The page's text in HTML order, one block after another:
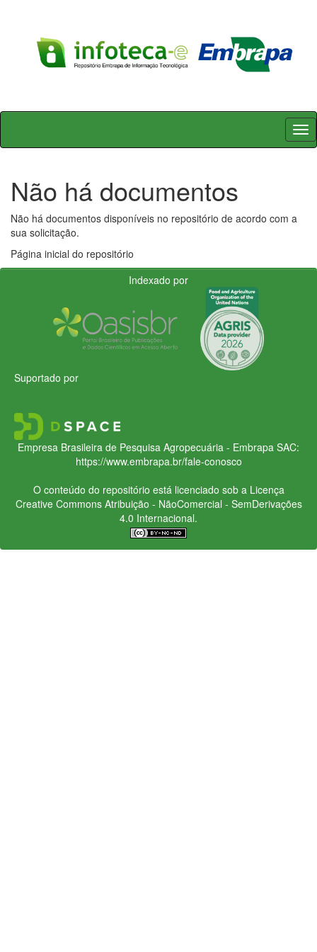
Skip
Não há documentos
Não há documentos disponíveis no repositório de acordo com a
sua solicitação.
Página inicial do repositório
Indexado por
Suportado por
Empresa Brasileira de Pesquisa Agropecuária - Embrapa SAC:
https://www.embrapa.br/fale-conosco
O conteúdo do repositório está licenciado sob a Licença
Creative CommonsAtribuição - NãoComercial - SemDerivações
4.0 Internacional.